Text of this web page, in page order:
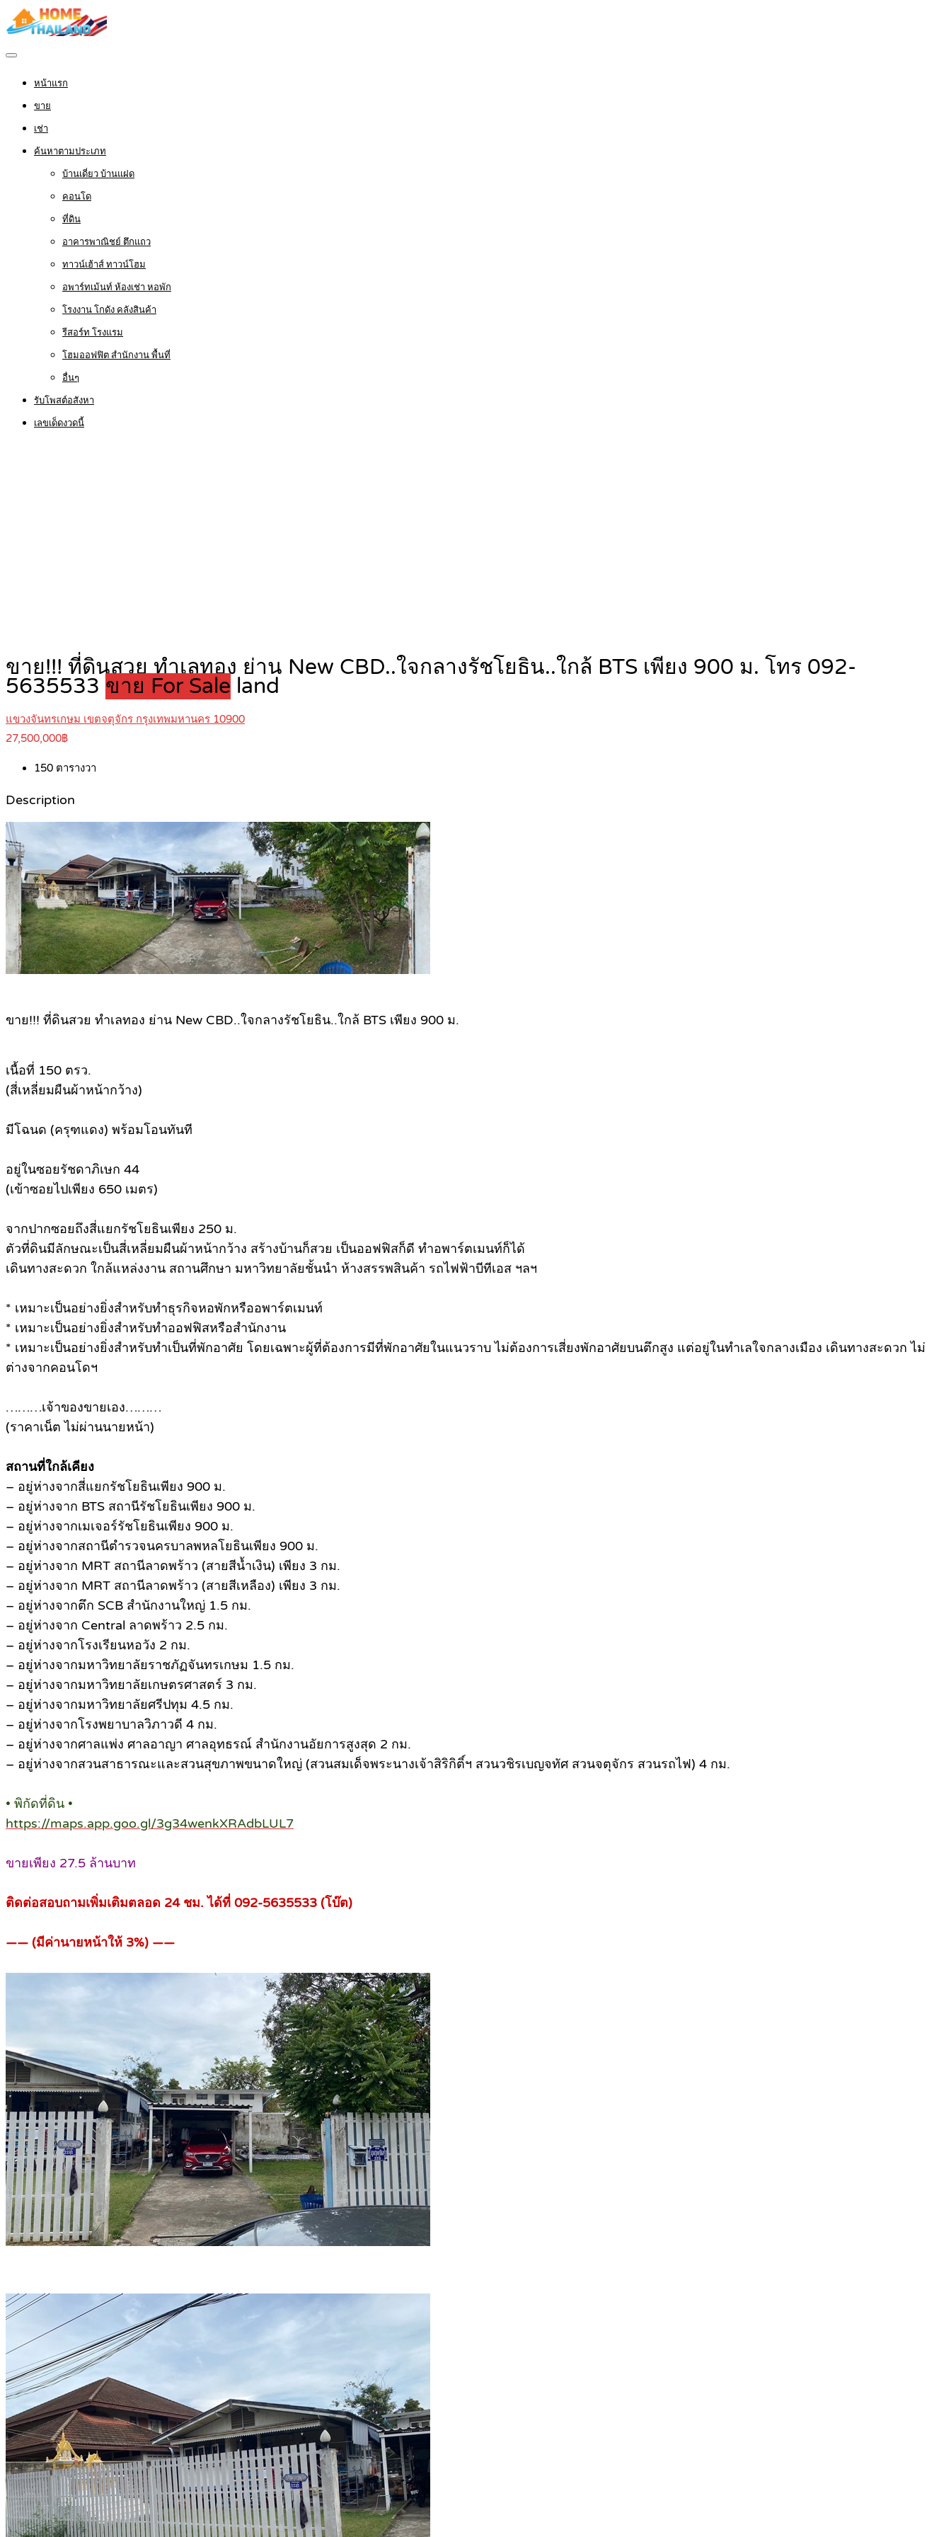
หน้าแรก
ขาย
เช่า
ค้นหาตามประเภท
บ้านเดี่ยว บ้านแฝด
คอนโด
ที่ดิน
อาคารพาณิชย์ ตึกแถว
ทาวน์เฮ้าส์ ทาวน์โฮม
อพาร์ทเม้นท์ ห้องเช่า หอพัก
โรงงาน โกดัง คลังสินค้า
รีสอร์ท โรงแรม
โฮมออฟฟิต สำนักงาน พื้นที่
อื่นๆ
รับโพสต์อสังหา
เลขเด็ดงวดนี้
ขาย!!! ที่ดินสวย ทำเลทอง ย่าน New CBD..ใจกลางรัชโยธิน..ใกล้ BTS เพียง 900 ม. โทร 092-
5635533 ขาย For Sale land
แขวงจันทรเกษม เขตจตุจักร กรุงเทพมหานคร 10900
27,500,000฿
150 ตารางวา
Description
ขาย!!! ที่ดินสวย ทำเลทอง ย่าน New CBD..ใจกลางรัชโยธิน..ใกล้ BTS เพียง 900 ม.
เนื้อที่ 150 ตรว.
(สี่เหลี่ยมผืนผ้าหน้ากว้าง)
มีโฉนด (ครุฑแดง) พร้อมโอนทันที
อยู่ในซอยรัชดาภิเษก 44
(เข้าซอยไปเพียง 650 เมตร)
จากปากซอยถึงสี่แยกรัชโยธินเพียง 250 ม.
ตัวที่ดินมีลักษณะเป็นสี่เหลี่ยมผืนผ้าหน้ากว้าง สร้างบ้านก็สวย เป็นออฟฟิสก็ดี ทำอพาร์ตเมนท์ก็ได้
เดินทางสะดวก ใกล้แหล่งงาน สถานศึกษา มหาวิทยาลัยชั้นนำ ห้างสรรพสินค้า รถไฟฟ้าบีทีเอส ฯลฯ
* เหมาะเป็นอย่างยิ่งสำหรับทำธุรกิจหอพักหรืออพาร์ตเมนท์
* เหมาะเป็นอย่างยิ่งสำหรับทำออฟฟิสหรือสำนักงาน
* เหมาะเป็นอย่างยิ่งสำหรับทำเป็นที่พักอาศัย โดยเฉพาะผู้ที่ต้องการมีที่พักอาศัยในแนวราบ ไม่ต้องการเสี่ยงพักอาศัยบนตึกสูง แต่อยู่ในทำเลใจกลางเมือง เดินทางสะดวก ไม่
ต่างจากคอนโดฯ
………เจ้าของขายเอง………
(ราคาเน็ต ไม่ผ่านนายหน้า)
สถานที่ใกล้เคียง
– อยู่ห่างจากสี่แยกรัชโยธินเพียง 900 ม.
– อยู่ห่างจาก BTS สถานีรัชโยธินเพียง 900 ม.
– อยู่ห่างจากเมเจอร์รัชโยธินเพียง 900 ม.
– อยู่ห่างจากสถานีตำรวจนครบาลพหลโยธินเพียง 900 ม.
– อยู่ห่างจาก MRT สถานีลาดพร้าว (สายสีน้ำเงิน) เพียง 3 กม.
– อยู่ห่างจาก MRT สถานีลาดพร้าว (สายสีเหลือง) เพียง 3 กม.
– อยู่ห่างจากตึก SCB สำนักงานใหญ่ 1.5 กม.
– อยู่ห่างจาก Central ลาดพร้าว 2.5 กม.
– อยู่ห่างจากโรงเรียนหอวัง 2 กม.
– อยู่ห่างจากมหาวิทยาลัยราชภัฏจันทรเกษม 1.5 กม.
– อยู่ห่างจากมหาวิทยาลัยเกษตรศาสตร์ 3 กม.
– อยู่ห่างจากมหาวิทยาลัยศรีปทุม 4.5 กม.
– อยู่ห่างจากโรงพยาบาลวิภาวดี 4 กม.
– อยู่ห่างจากศาลแพ่ง ศาลอาญา ศาลอุทธรณ์ สำนักงานอัยการสูงสุด 2 กม.
– อยู่ห่างจากสวนสาธารณะและสวนสุขภาพขนาดใหญ่ (สวนสมเด็จพระนางเจ้าสิริกิติ์ฯ สวนวชิรเบญจทัศ สวนจตุจักร สวนรถไฟ) 4 กม.
• พิกัดที่ดิน •
https://maps.app.goo.gl/3g34wenkXRAdbLUL7
ขายเพียง 27.5 ล้านบาท
ติดต่อสอบถามเพิ่มเติมตลอด 24 ชม. ได้ที่ 092-5635533 (โบ๊ต)
—— (มีค่านายหน้าให้ 3%) ——